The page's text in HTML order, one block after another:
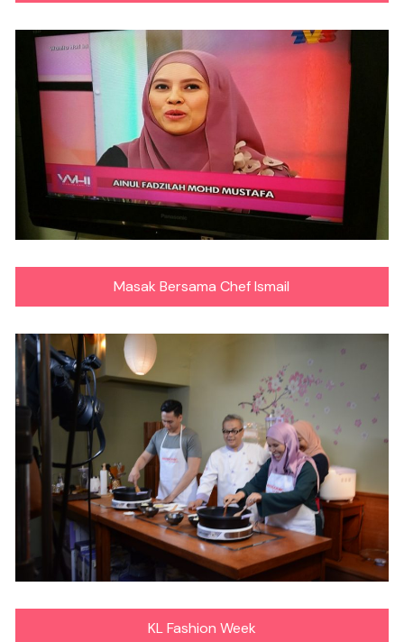
Masak Bersama Chef Ismail
KL Fashion Week